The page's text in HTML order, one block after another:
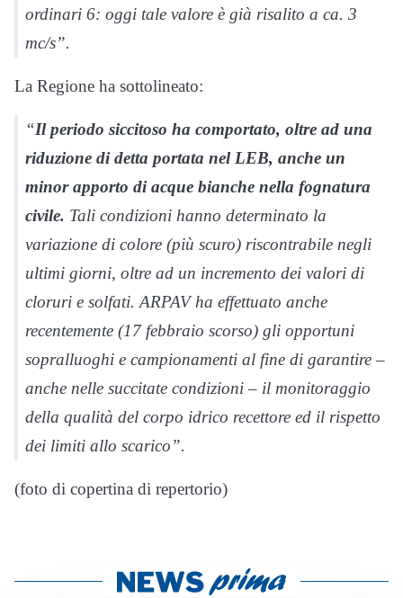
ordinari 6: oggi tale valore è già risalito a ca. 3
mc/s”.
La Regione ha sottolineato:
“Il periodo siccitoso ha comportato, oltre ad una
riduzione di detta portata nel LEB, anche un
minor apporto di acque bianche nella fognatura
civile. Tali condizioni hanno determinato la
variazione di colore (più scuro) riscontrabile negli
ultimi giorni, oltre ad un incremento dei valori di
cloruri e solfati. ARPAV ha effettuato anche
recentemente (17 febbraio scorso) gli opportuni
sopralluoghi e campionamenti al fine di garantire –
anche nelle succitate condizioni – il monitoraggio
della qualità del corpo idrico recettore ed il rispetto
dei limiti allo scarico”.
(foto di copertina di repertorio)